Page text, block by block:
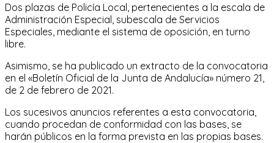
Dos plazas de Policía Local, pertenecientes a la escala de
Administración Especial, subescala de Servicios
Especiales, mediante el sistema de oposición, en turno
libre.
Asimismo, se ha publicado un extracto de la convocatoria
en el «Boletín Oficial de la Junta de Andalucía» número 21,
de 2 de febrero de 2021.
Los sucesivos anuncios referentes a esta convocatoria,
cuando procedan de conformidad con las bases, se
harán públicos en la forma prevista en las propias bases.